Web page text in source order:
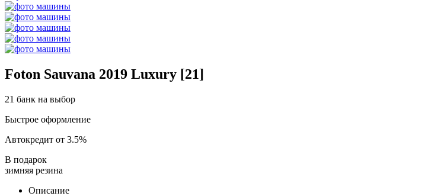
Foton Sauvana 2019 Luxury [21]
21 банк на выбор
Быстрое оформление
Автокредит от 3.5%
В подарок
зимняя резина
Описание